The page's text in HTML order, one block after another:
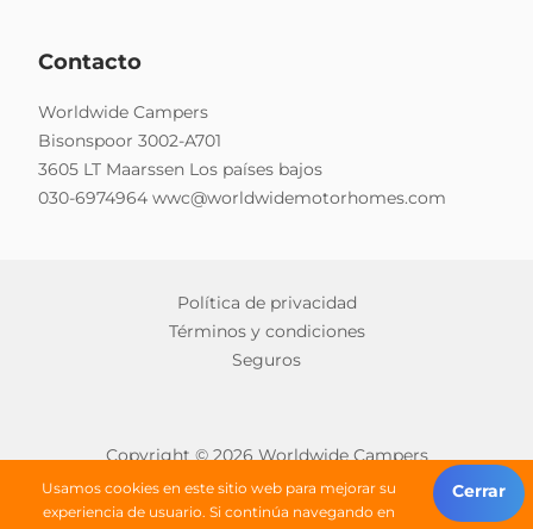
Usamos cookies en este sitio web para mejorar su
experiencia de usuario. Si continúa navegando en
Cerrar
Contacto
Worldwide Campers
Bisonspoor 3002-A701
3605 LT Maarssen Los países bajos
030-6974964 wwc@worldwidemotorhomes.com
Política de privacidad
Términos y condiciones
Seguros
Copyright © 2026 Worldwide Campers
Todos los derechos reservados